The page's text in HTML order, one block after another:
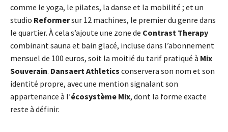
comme le yoga, le pilates, la danse et la mobilité ; et un
studio Reformersur 12 machines, le premier du genre dans
le quartier. À cela s’ajoute une zone de Contrast Therapy
combinant sauna et bain glacé, incluse dans l’abonnement
mensuel de 100 euros, soit la moitié du tarif pratiqué à Mix
Souverain. Dansaert Athletics conservera son nom et son
identité propre, avec une mention signalant son
appartenance à l’écosystème Mix, dont la forme exacte
reste à définir.